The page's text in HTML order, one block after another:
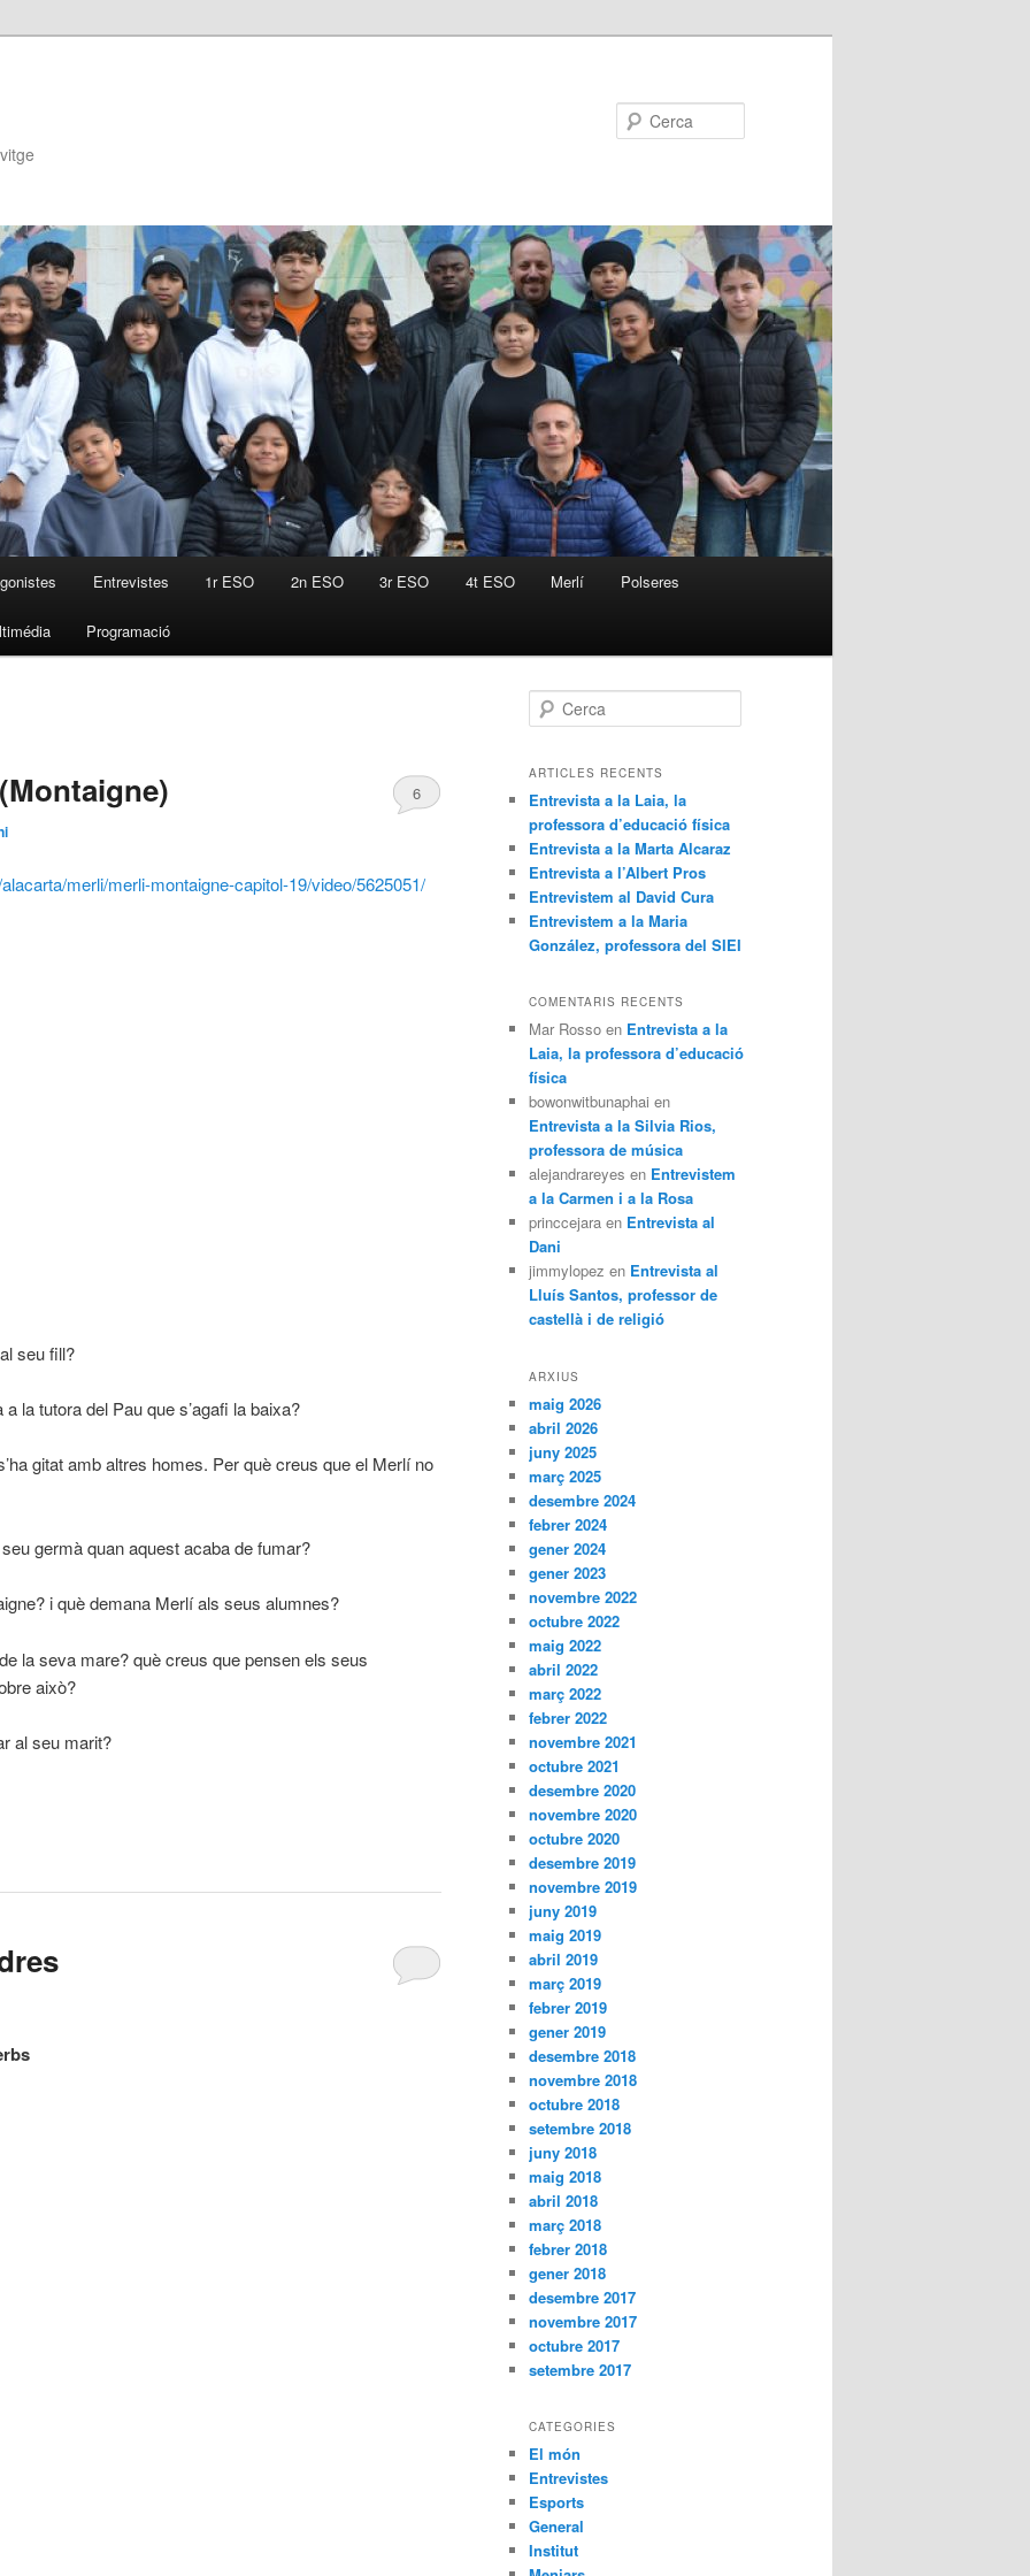
Entrevistes 1r ESO 2n ESO 3r ESO 4t ESO Merlí Polseres
Programació
6
merli/merli-montaigne-capitol-19/video/5625051/
seu fill?
la tutora del Pau que s’agafi la baixa?
gitat amb altres homes. Per què creus que el Merlí no
germà quan aquest acaba de fumar?
i què demana Merlí als seus alumnes?
la seva mare? què creus que pensen els seus
això?
al seu marit?
e
c
ARTICLES RECENTS
Entrevista a la Laia, la
professora d’educació física
Entrevista a la Marta Alcaraz
Entrevista a l’Albert Pros
Entrevistem al David Cura
Entrevistem a la Maria
González, professora del SIEI
COMENTARIS RECENTS
Mar Rosso en Entrevista a la
Laia, la professora d’educació
física
bowonwitbunaphai en
Entrevista a la Silvia Rios,
professora de música
alejandrareyes en Entrevistem
a la Carmen i a la Rosa
princcejara en Entrevista al
Dani
jimmylopez en Entrevista al
Lluís Santos, professor de
castellà i de religió
ARXIUS
maig 2026
abril 2026
juny 2025
març 2025
desembre 2024
febrer 2024
gener 2024
gener 2023
novembre 2022
octubre 2022
maig 2022
abril 2022
març 2022
febrer 2022
novembre 2021
octubre 2021
desembre 2020
novembre 2020
octubre 2020
desembre 2019
novembre 2019
juny 2019
maig 2019
abril 2019
març 2019
febrer 2019
gener 2019
desembre 2018
novembre 2018
octubre 2018
setembre 2018
juny 2018
maig 2018
abril 2018
març 2018
febrer 2018
gener 2018
desembre 2017
novembre 2017
octubre 2017
setembre 2017
CATEGORIES
El món
Entrevistes
Esports
General
Institut